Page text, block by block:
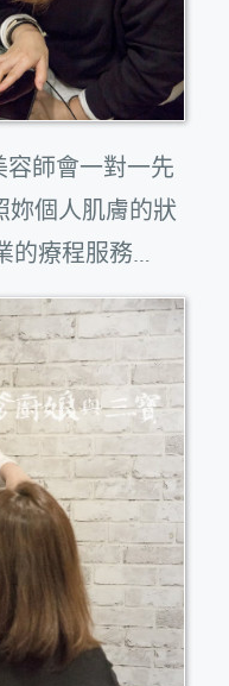
師會一對一先
妳個人肌膚的狀
的療程服務…